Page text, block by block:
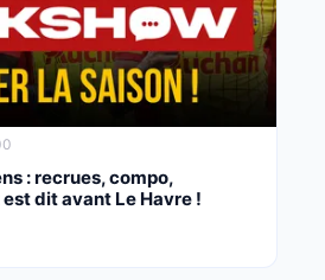
: recrues, compo,
dit avant Le Havre !